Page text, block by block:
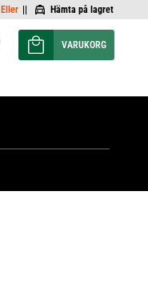
Eller || Hämta på lagret
Favoriter
Kundvagn